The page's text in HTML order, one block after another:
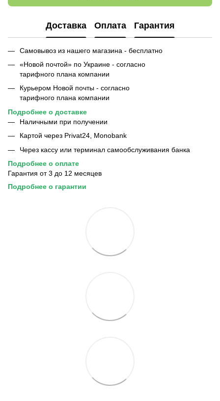
Доставка Оплата Гарантия
Самовывоз из нашего магазина - бесплатно
«Новой почтой» по Украине - согласно
тарифного плана компании
Курьером Новой почты - согласно
тарифного плана компании
Подробнее о доставке
Наличными при получении
Картой через Privat24, Monobank
Через кассу или терминал самообслуживания банка
Подробнее о оплате
Гарантия от 3 до 12 месяцев
Подробнее о гарантии